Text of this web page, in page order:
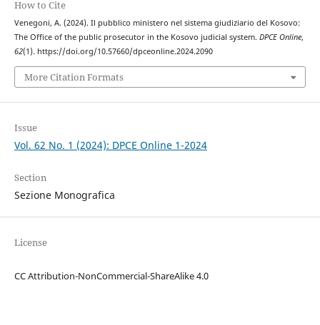
How to Cite
Venegoni, A. (2024). Il pubblico ministero nel sistema giudiziario del Kosovo:
The Office of the public prosecutor in the Kosovo judicial system. DPCE Online,
62(1). https://doi.org/10.57660/dpceonline.2024.2090
More Citation Formats
Issue
Vol. 62 No. 1 (2024): DPCE Online 1-2024
Section
Sezione Monografica
License
CC Attribution-NonCommercial-ShareAlike 4.0